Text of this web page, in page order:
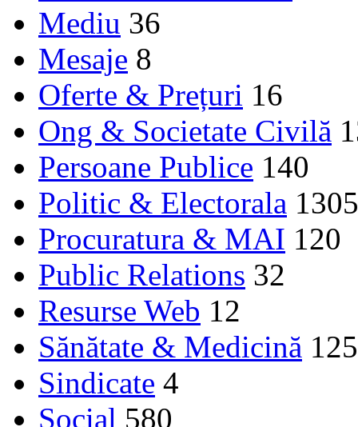
Mediu 36
Mesaje 8
Oferte & Prețuri 16
Ong & Societate Civilă
Persoane Publice 140
Politic & Electorala 1305
Procuratura & MAI 120
Public Relations 32
Resurse Web 12
Sănătate & Medicină 125
Sindicate 4
Social 580